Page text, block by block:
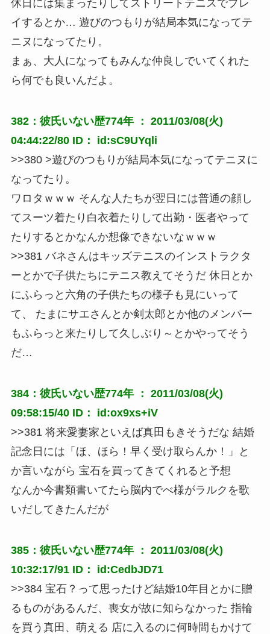
休日には集まったりしてストリートテニスでプレ
イするとか… 遊びのつもりが結局本気になってテ
ニヌになってたり。
まぁ、大人になってもみんな仲良しでいてくれた
ら何でも良いんだよ。
382：彼氏いない歴774年 ： 2011/03/08(火)
04:44:22/80 ID： id:sC9UYqli
>>380 >遊びのつもりが結局本気になってテニヌに
なってたり。
ワロタｗｗｗ そんな人たちが翌日には普通の顔し
てスーツ着たり白衣着たりして出勤・医者やって
たりするとかなんか想像できないなｗｗｗ
>>381 バネさんはキッズテニスのインストラクタ
ーとかで子供たちにテニス教えてそうだ 休日とか
にふらっと六角の子供たちの様子も見にいって
て、 たまにサエさんとか剣太郎とか他のメンバー
もふらっと来たりして久しぶり～とかやってそう
だ…
384：彼氏いない歴774年 ： 2011/03/08(火)
09:58:15/40 ID： id:ox9xs+iV
>>381 将来愛妻家といえば真田もきそうだな 結婚
記念日には「ほ、ほら！早く受け取らんか！」と
か言いながら 宝石を買ってきてくれると予想
なんか今書類書いてたら脳内でべ様がラルクを歌
いだしてきたんだが
385：彼氏いない歴774年 ： 2011/03/08(火)
10:32:17/91 ID： id:CedbJD71
>>384 宝石？って思ったけど結婚10年目とかに贈
るものがあるんだ、喪女が故に知らなかった 指輪
を買う真田、萌える 店に入るのに何時間もかけて